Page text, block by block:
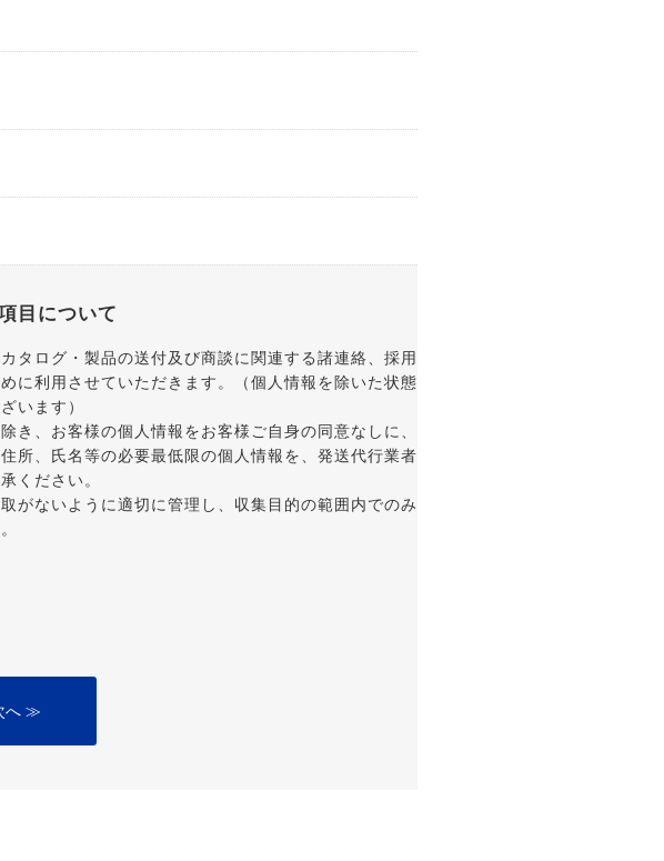
目について
タログ・製品の送付及び商談に関連する諸連絡、採用
に利用させていただきます。（個人情報を除いた状態
います）
き、お客様の個人情報をお客様ご自身の同意なしに、
所、氏名等の必要最低限の個人情報を、発送代行業者
ください。
がないように適切に管理し、収集目的の範囲内でのみ